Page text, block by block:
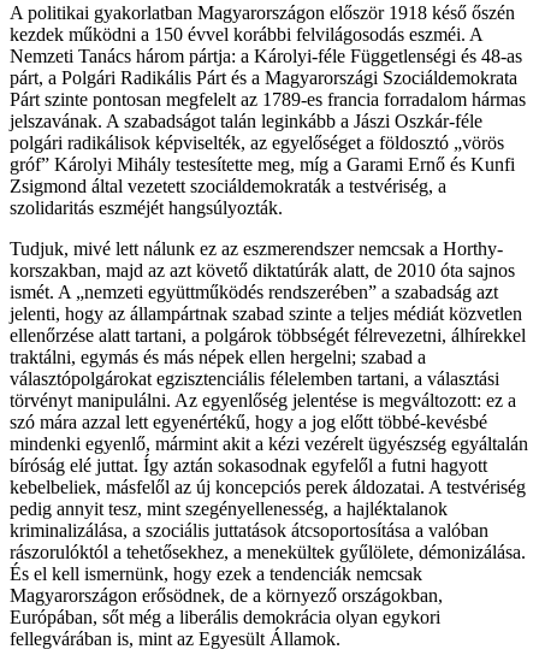
A politikai gyakorlatban Magyarországon először 1918 késő őszén
kezdek működni a 150 évvel korábbi felvilágosodás eszméi. A
Nemzeti Tanács három pártja: a Károlyi-féle Függetlenségi és 48-as
párt, a Polgári Radikális Párt és a Magyarországi Szociáldemokrata
Párt szinte pontosan megfelelt az 1789-es francia forradalom hármas
jelszavának. A szabadságot talán leginkább a Jászi Oszkár-féle
polgári radikálisok képviselték, az egyelőséget a földosztó „vörös
gróf” Károlyi Mihály testesítette meg, míg a Garami Ernő és Kunfi
Zsigmond által vezetett szociáldemokraták a testvériség, a
szolidaritás eszméjét hangsúlyozták.
Tudjuk, mivé lett nálunk ez az eszmerendszer nemcsak a Horthy-
korszakban, majd az azt követő diktatúrák alatt, de 2010 óta sajnos
ismét. A „nemzeti együttműködés rendszerében” a szabadság azt
jelenti, hogy az állampártnak szabad szinte a teljes médiát közvetlen
ellenőrzése alatt tartani, a polgárok többségét félrevezetni, álhírekkel
traktálni, egymás és más népek ellen hergelni; szabad a
választópolgárokat egzisztenciális félelemben tartani, a választási
törvényt manipulálni. Az egyenlőség jelentése is megváltozott: ez a
szó mára azzal lett egyenértékű, hogy a jog előtt többé-kevésbé
mindenki egyenlő, mármint akit a kézi vezérelt ügyészség egyáltalán
bíróság elé juttat. Így aztán sokasodnak egyfelől a futni hagyott
kebelbeliek, másfelől az új koncepciós perek áldozatai. A testvériség
pedig annyit tesz, mint szegényellenesség, a hajléktalanok
kriminalizálása, a szociális juttatások átcsoportosítása a valóban
rászorulóktól a tehetősekhez, a menekültek gyűlölete, démonizálása.
És el kell ismernünk, hogy ezek a tendenciák nemcsak
Magyarországon erősödnek, de a környező országokban,
Európában, sőt még a liberális demokrácia olyan egykori
fellegvárában is, mint az Egyesült Államok.